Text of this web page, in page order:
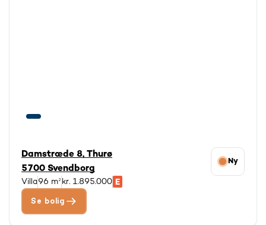
Damstræde 8, Thurø
5700 Svendborg
Ny
Villa96 m² kr. 1.895.000
Se bolig